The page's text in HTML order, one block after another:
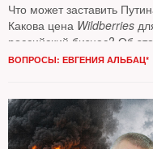
Что может заставить
Какова цена Wildberries
российский бизнес? Об
известного экономиста,
ВОПРОСЫ: ЕВГЕНИЯ АЛЬБАЦ*